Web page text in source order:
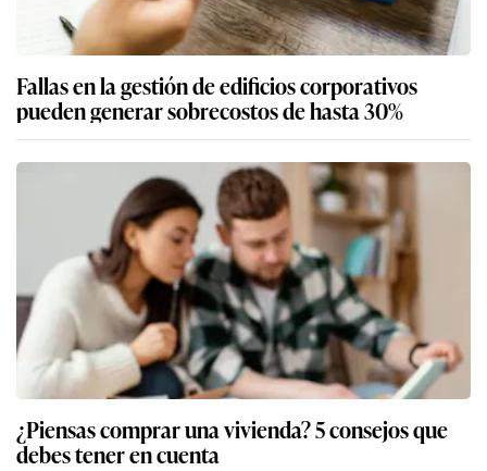
Fallas en la gestión de edificios corporativos
pueden generar sobrecostos de hasta 30%
¿Piensas comprar una vivienda? 5 consejos que
debes tener en cuenta